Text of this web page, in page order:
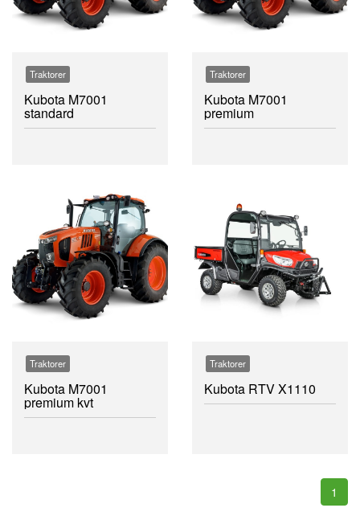
Traktorer
Kubota M7001
standard
Traktorer
Kubota M7001
premium
Traktorer
Kubota M7001
premium kvt
Traktorer
Kubota RTV X1110
1